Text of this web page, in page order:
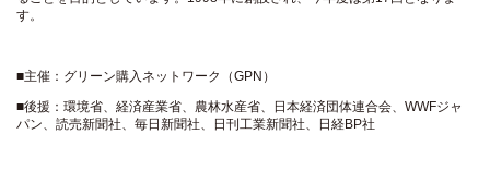
す。
■主催：グリーン購入ネットワーク（GPN）
■後援：環境省、経済産業省、農林水産省、日本経済団体連合会、WWFジャ
パン、読売新聞社、毎日新聞社、日刊工業新聞社、日経BP社